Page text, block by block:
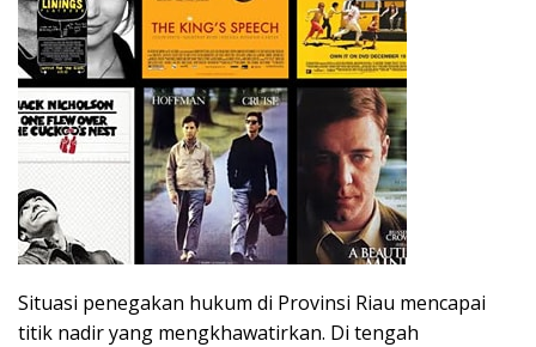
Situasi penegakan hukum di Provinsi Riau mencapai
titik nadir yang mengkhawatirkan. Di tengah